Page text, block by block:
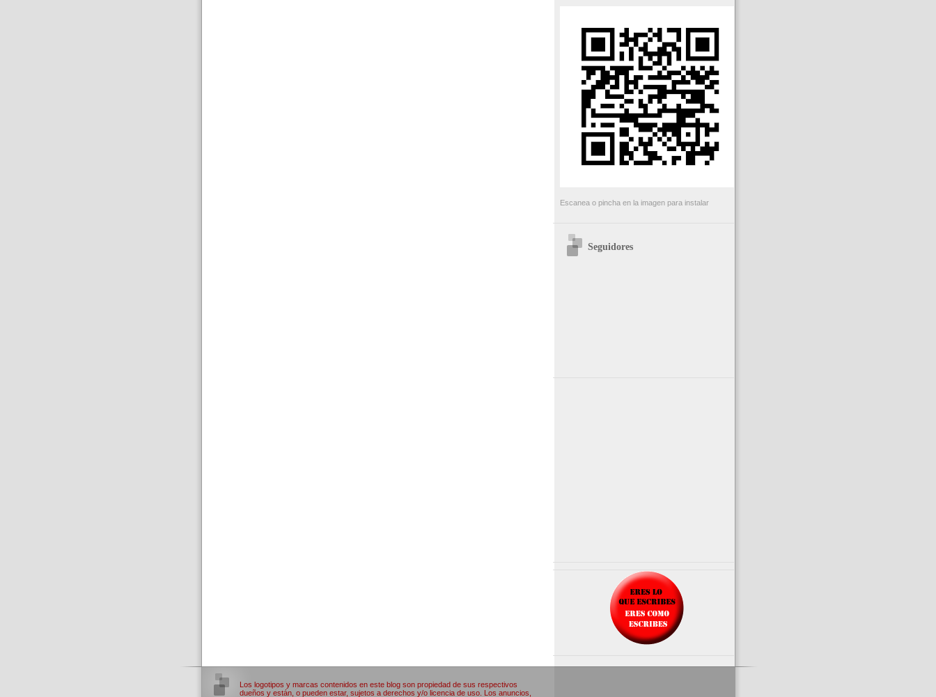
Escanea o pincha en la imagen para instalar
Seguidores
Los logotipos y marcas contenidos en este blog son propiedad de sus respectivos
dueños y están, o pueden estar, sujetos a derechos y/o licencia de uso. Los anuncios,